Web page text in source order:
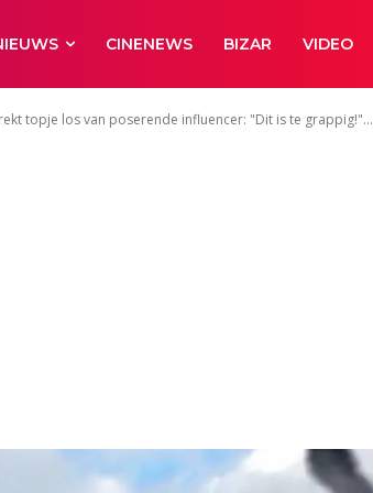
CINENEWS BIZAR VIDEO
topje los van poserende influencer: "Dit is te grappig!"...